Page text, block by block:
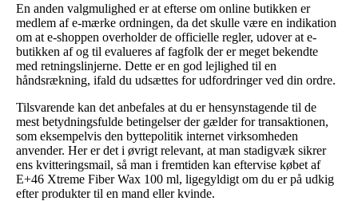
En anden valgmulighed er at efterse om online butikken er
medlem af e-mærke ordningen, da det skulle være en indikation
om at e-shoppen overholder de officielle regler, udover at e-
butikken af og til evalueres af fagfolk der er meget bekendte
med retningslinjerne. Dette er en god lejlighed til en
håndsrækning, ifald du udsættes for udfordringer ved din ordre.
Tilsvarende kan det anbefales at du er hensynstagende til de
mest betydningsfulde betingelser der gælder for transaktionen,
som eksempelvis den byttepolitik internet virksomheden
anvender. Her er det i øvrigt relevant, at man stadigvæk sikrer
ens kvitteringsmail, så man i fremtiden kan eftervise købet af
E+46 Xtreme Fiber Wax 100 ml, ligegyldigt om du er på udkig
efter produkter til en mand eller kvinde.